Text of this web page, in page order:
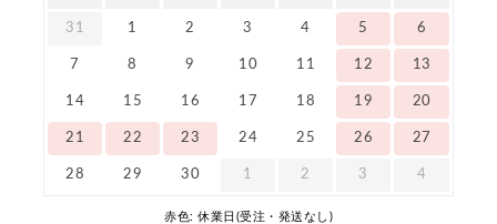
31 1 2 3 4 5 6
7 8 9 10 11 12 13
14 15 16 17 18 19 20
21 22 23 24 25 26 27
28 29 30 1 2 3 4
赤色: 休業日(受注・発送なし)